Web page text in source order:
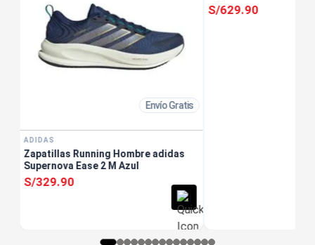
Envío Gratis
ADIDAS
Zapatillas Running Hombre adidas
Supernova Ease 2 M Azul
S/329.90
S/629.90